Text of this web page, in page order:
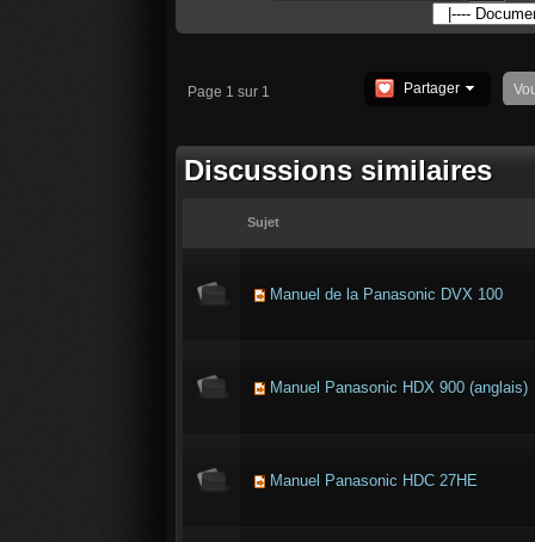
Page 1 sur 1 Partager
Discussions similaires
Sujet
Manuel de la Panasonic DVX 100
Manuel Panasonic HDX 900 (anglais)
Manuel Panasonic HDC 27HE